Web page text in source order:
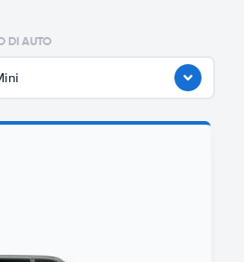
DI AUTO